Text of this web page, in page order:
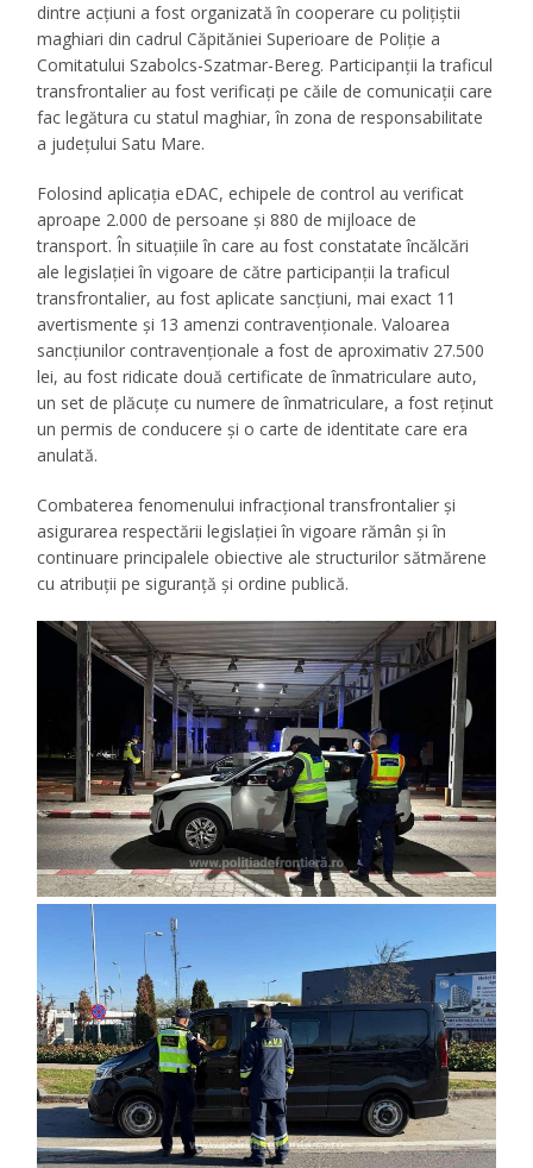
dintre acțiuni a fost organizată în cooperare cu polițiștii
maghiari din cadrul Căpităniei Superioare de Poliție a
Comitatului Szabolcs-Szatmar-Bereg. Participanții la traficul
transfrontalier au fost verificați pe căile de comunicații care
fac legătura cu statul maghiar, în zona de responsabilitate
a județului Satu Mare.
Folosind aplicația eDAC, echipele de control au verificat
aproape 2.000 de persoane și 880 de mijloace de
transport. În situațiile în care au fost constatate încălcări
ale legislației în vigoare de către participanții la traficul
transfrontalier, au fost aplicate sancțiuni, mai exact 11
avertismente și 13 amenzi contravenționale. Valoarea
sancțiunilor contravenționale a fost de aproximativ 27.500
lei, au fost ridicate două certificate de înmatriculare auto,
un set de plăcuțe cu numere de înmatriculare, a fost reținut
un permis de conducere și o carte de identitate care era
anulată.
Combaterea fenomenului infracțional transfrontalier și
asigurarea respectării legislației în vigoare rămân și în
continuare principalele obiective ale structurilor sătmărene
cu atribuții pe siguranță și ordine publică.